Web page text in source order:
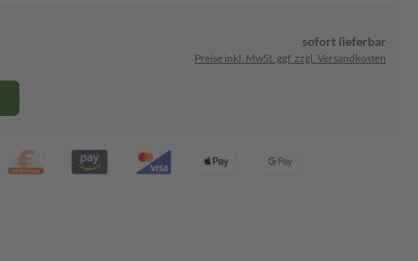
sofort lieferbar
Preise inkl. MwSt. ggf. zzgl. Versandkosten